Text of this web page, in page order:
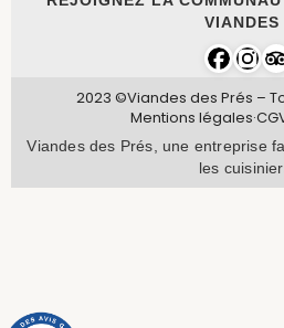
VIANDES
2023 ©Viandes des Prés –
Mentions légales·
Viandes des Prés, une entreprise
les